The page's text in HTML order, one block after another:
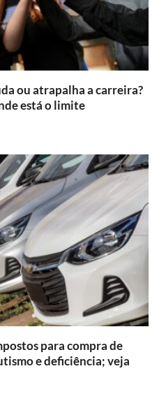
ou atrapalha a carreira?
está o limite
para compra de
e deficiência; veja